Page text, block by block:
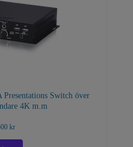
Switch över
4K m.m
kr